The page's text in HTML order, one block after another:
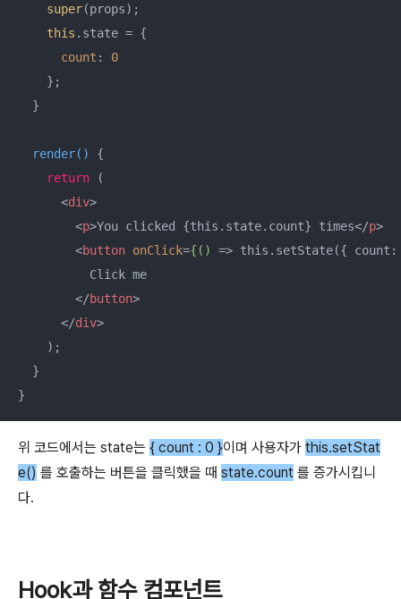
super(props);
this .state = {
count : 0
    };
  }
render( )
{
return (
<div>
<p>You clicked {this.state.count} times</p>
<button onClick={() => this.setState({
          Click me
</button>
</div>
    );
  }
}
위 코드에서는 state는 { count : 0 }이며 사용자가 this.setStat
e() 를 호출하는 버튼을 클릭했을 때 state.count 를 증가시킵니
다.
Hook과 함수 컴포넌트